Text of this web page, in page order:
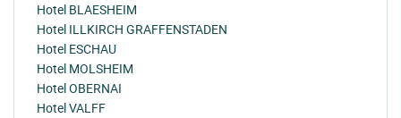
Hotel BLAESHEIM
Hotel ILLKIRCH GRAFFENSTADEN
Hotel ESCHAU
Hotel MOLSHEIM
Hotel OBERNAI
Hotel VALFF